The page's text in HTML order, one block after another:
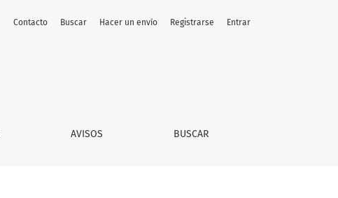
AVISOS BUSCAR
Contacto Buscar Hacer un envío Registrarse Entrar